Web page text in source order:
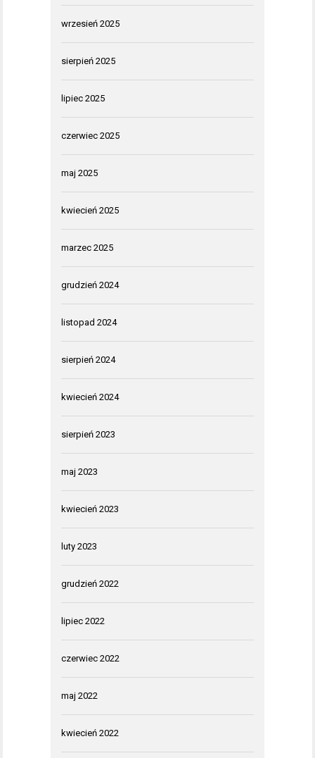
wrzesień 2025
sierpień 2025
lipiec 2025
czerwiec 2025
maj 2025
kwiecień 2025
marzec 2025
grudzień 2024
listopad 2024
sierpień 2024
kwiecień 2024
sierpień 2023
maj 2023
kwiecień 2023
luty 2023
grudzień 2022
lipiec 2022
czerwiec 2022
maj 2022
kwiecień 2022